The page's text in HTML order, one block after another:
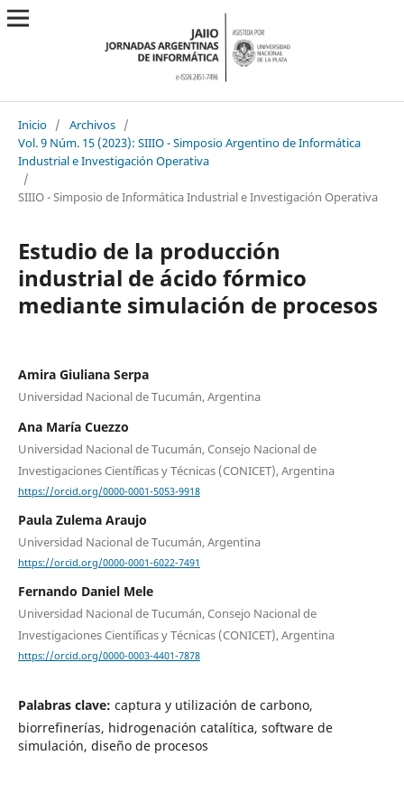
Inicio / Archivos /
Vol. 9 Núm. 15 (2023): SIIIO - Simposio Argentino de Informática
Industrial e Investigación Operativa
/
SIIIO - Simposio de Informática Industrial e Investigación Operativa
Estudio de la producción
industrial de ácido fórmico
mediante simulación de procesos
Amira Giuliana Serpa
Universidad Nacional de Tucumán, Argentina
Ana María Cuezzo
Universidad Nacional de Tucumán, Consejo Nacional de
Investigaciones Científicas y Técnicas (CONICET), Argentina
https://orcid.org/0000-0001-5053-9918
Paula Zulema Araujo
Universidad Nacional de Tucumán, Argentina
https://orcid.org/0000-0001-6022-7491
Fernando Daniel Mele
Universidad Nacional de Tucumán, Consejo Nacional de
Investigaciones Científicas y Técnicas (CONICET), Argentina
https://orcid.org/0000-0003-4401-7878
Palabras clave: captura y utilización de carbono,
biorrefinerías, hidrogenación catalítica, software de
simulación, diseño de procesos